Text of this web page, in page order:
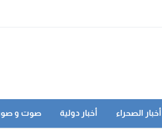
أخبار الصحراء أخبار دولية صوت و